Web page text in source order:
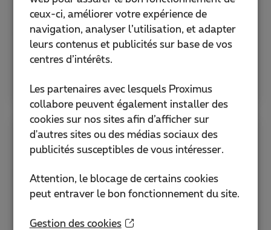
Lisez et écoutez tous nos témoignages de
clients ICT, nos podcasts, nos webinaires et
bien plus encore en un seul endroit.
Certificats ISO & attestation ISAE
l'information Proximus sont conformes aux
normes ISO 9001, ISO 27001, ISAE
3000/SOC 2 Type II et aux exigences légales.
ceux-ci, améliorer votre expérience de
navigation, analyser l’utilisation, et adapter
leurs contenus et publicités sur base de vos
centres d’intérêts.
Les partenaires avec lesquels Proximus
collabore peuvent également installer des
cookies sur nos sites afin d’afficher sur
d'autres sites ou des médias sociaux des
publicités susceptibles de vous intéresser.
Attention, le blocage de certains cookies
peut entraver le bon fonctionnement du site.
Gestion des cookies